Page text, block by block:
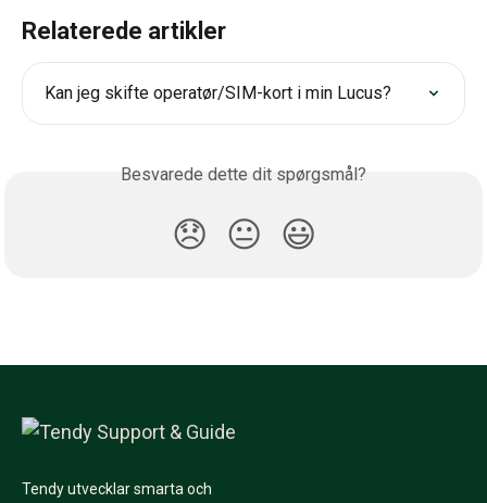
Relaterede artikler
Kan jeg skifte operatør/SIM-kort i min Lucus?
Besvarede dette dit spørgsmål?
😞 😐 😃
Tendy utvecklar smarta och